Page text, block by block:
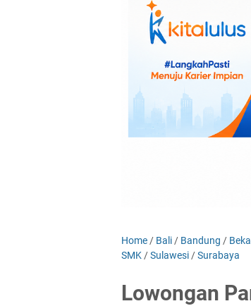
Home / Bali / Bandung /
SMK /Sulawesi /Surabaya
Lowongan